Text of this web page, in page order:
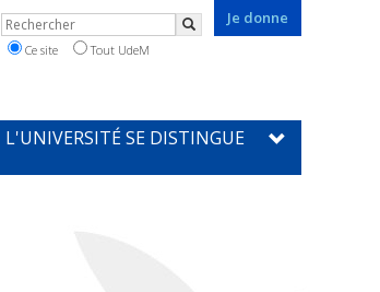
Je donne
Rechercher
Rechercher
Ce site Tout UdeM
L'UNIVERSITÉ SE DISTINGUE